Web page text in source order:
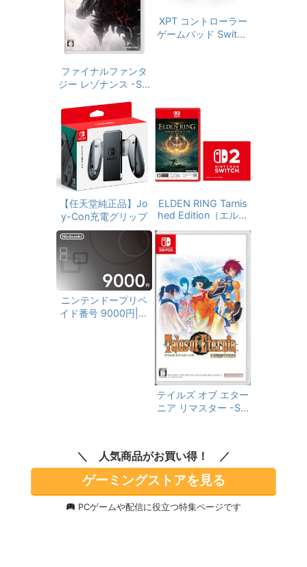
ファイナルファンタ
ジー レゾナンス -Sw
XPT コントローラー
ゲームパッド Switch
ンサー Bluetooth 無
線 有線 スティック収
納可 18時間連続使用
(ブラック)
【任天堂純正品】Jo
y-Con充電グリップ
ELDEN RING Tarnis
hed Edition（エルデ
ンリング ターニッシ
ュドエディション）-
Switch2【Amazon.
co.jp限定】特典 Nint
endo Switch2 ロゴ
デザインマイクロフ
ァイバークロス 同梱
ニンテンドープリペ
イド番号 9000円|オ
テイルズ オブ エター
ニア リマスター -Sw
【早期特典】「超冒
険お役立ちセット」
特典コード 同梱
人気商品がお買い得！
ゲーミングストアを見る
PCゲームや配信に役立つ特集ページです